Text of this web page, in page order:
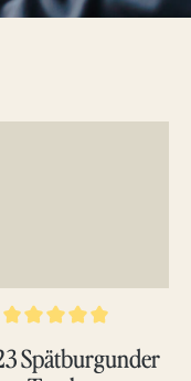
5 Sternen Bewertung
Spätburgunder